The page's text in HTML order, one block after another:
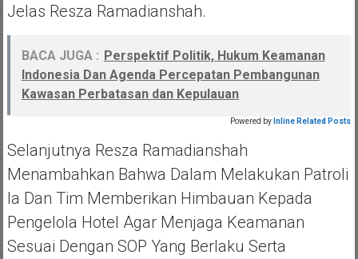
Jelas Resza Ramadianshah.
BACA JUGA : Perspektif Politik, Hukum Keamanan
Indonesia Dan Agenda Percepatan Pembangunan
Kawasan Perbatasan dan Kepulauan
Powered by Inline Related Posts
Selanjutnya Resza Ramadianshah
Menambahkan Bahwa Dalam Melakukan Patroli
Ia Dan Tim Memberikan Himbauan Kepada
Pengelola Hotel Agar Menjaga Keamanan
Sesuai Dengan SOP Yang Berlaku Serta